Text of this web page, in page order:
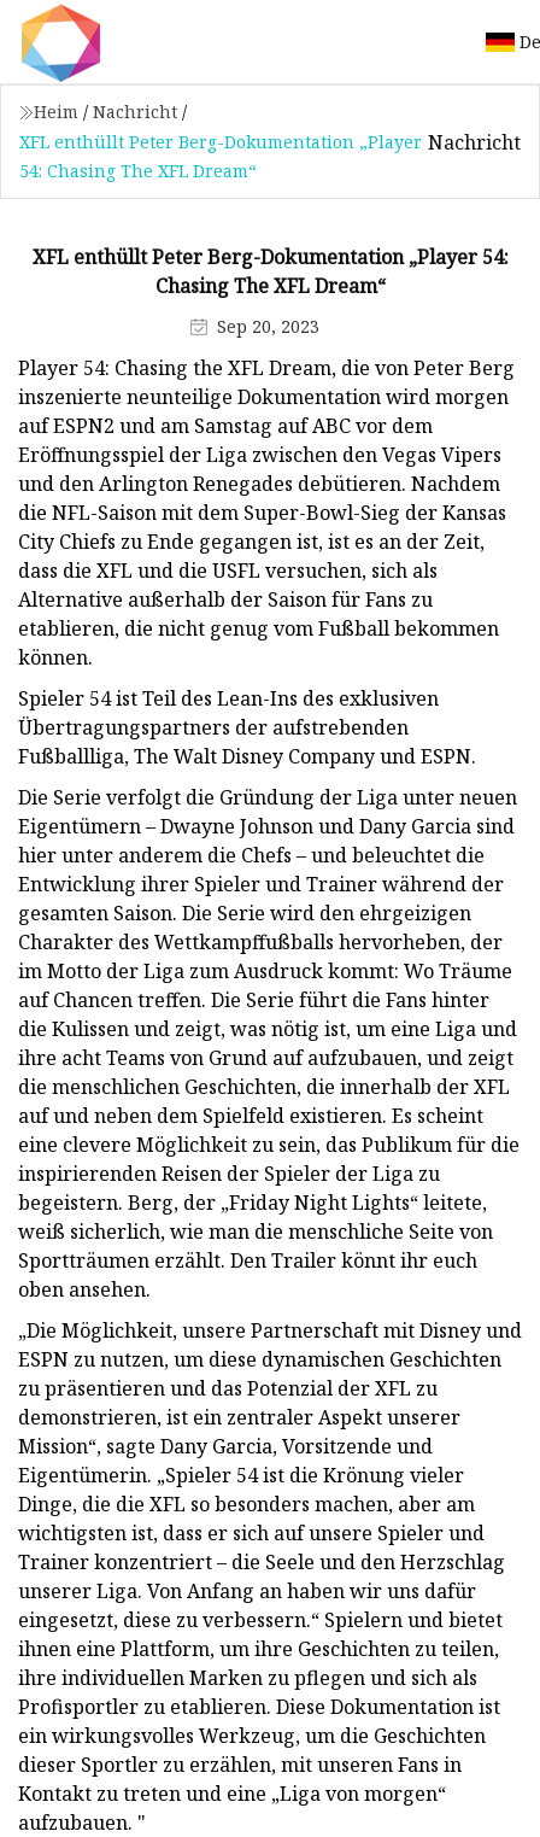
Heim / Nachricht /
XFL enthüllt Peter Berg-Dokumentation „Player
54: Chasing The XFL Dream“
Nachricht
XFL enthüllt Peter Berg-Dokumentation „Player 54:
Chasing The XFL Dream“
Sep 20, 2023
Player 54: Chasing the XFL Dream, die von Peter Berg
inszenierte neunteilige Dokumentation wird morgen
auf ESPN2 und am Samstag auf ABC vor dem
Eröffnungsspiel der Liga zwischen den Vegas Vipers
und den Arlington Renegades debütieren. Nachdem
die NFL-Saison mit dem Super-Bowl-Sieg der Kansas
City Chiefs zu Ende gegangen ist, ist es an der Zeit,
dass die XFL und die USFL versuchen, sich als
Alternative außerhalb der Saison für Fans zu
etablieren, die nicht genug vom Fußball bekommen
können.
Spieler 54 ist Teil des Lean-Ins des exklusiven
Übertragungspartners der aufstrebenden
Fußballliga, The Walt Disney Company und ESPN.
Die Serie verfolgt die Gründung der Liga unter neuen
Eigentümern – Dwayne Johnson und Dany Garcia sind
hier unter anderem die Chefs – und beleuchtet die
Entwicklung ihrer Spieler und Trainer während der
gesamten Saison. Die Serie wird den ehrgeizigen
Charakter des Wettkampffußballs hervorheben, der
im Motto der Liga zum Ausdruck kommt: Wo Träume
auf Chancen treffen. Die Serie führt die Fans hinter
die Kulissen und zeigt, was nötig ist, um eine Liga und
ihre acht Teams von Grund auf aufzubauen, und zeigt
die menschlichen Geschichten, die innerhalb der XFL
auf und neben dem Spielfeld existieren. Es scheint
eine clevere Möglichkeit zu sein, das Publikum für die
inspirierenden Reisen der Spieler der Liga zu
begeistern. Berg, der „Friday Night Lights“ leitete,
weiß sicherlich, wie man die menschliche Seite von
Sportträumen erzählt. Den Trailer könnt ihr euch
oben ansehen.
„Die Möglichkeit, unsere Partnerschaft mit Disney und
ESPN zu nutzen, um diese dynamischen Geschichten
zu präsentieren und das Potenzial der XFL zu
demonstrieren, ist ein zentraler Aspekt unserer
Mission“, sagte Dany Garcia, Vorsitzende und
Eigentümerin. „Spieler 54 ist die Krönung vieler
Dinge, die die XFL so besonders machen, aber am
wichtigsten ist, dass er sich auf unsere Spieler und
Trainer konzentriert – die Seele und den Herzschlag
unserer Liga. Von Anfang an haben wir uns dafür
eingesetzt, diese zu verbessern.“ Spielern und bietet
ihnen eine Plattform, um ihre Geschichten zu teilen,
ihre individuellen Marken zu pflegen und sich als
Profisportler zu etablieren. Diese Dokumentation ist
ein wirkungsvolles Werkzeug, um die Geschichten
dieser Sportler zu erzählen, mit unseren Fans in
Kontakt zu treten und eine „Liga von morgen“
aufzubauen. "